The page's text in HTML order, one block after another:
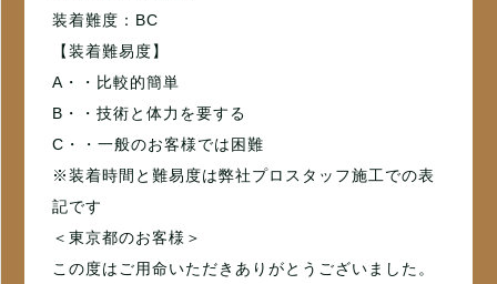
装着難度：BC
【装着難易度】
A・・比較的簡単
B・・技術と体力を要する
C・・一般のお客様では困難
※装着時間と難易度は弊社プロスタッフ施工での表
記です
＜東京都のお客様＞
この度はご用命いただきありがとうございました。